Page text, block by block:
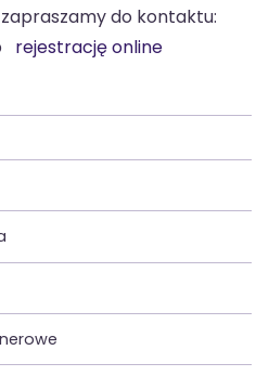
do kontaktu:
rejestrację online